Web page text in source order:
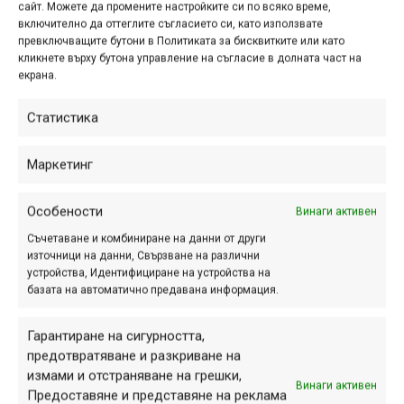
сайт. Можете да промените настройките си по всяко време,
включително да оттеглите съгласието си, като използвате
превключващите бутони в Политиката за бисквитките или като
кликнете върху бутона управление на съгласие в долната част на
екрана.
Статистика
Маркетинг
Особености Винаги активен
Съчетаване и комбиниране на данни от други
източници на данни, Свързване на различни
устройства, Идентифициране на устройства на
базата на автоматично предавана информация.
Гарантиране на сигурността,
предотвратяване и разкриване на
измами и отстраняване на грешки,
Предоставяне и представяне на реклама
Винаги активен
спираме
май 28, 2006 at 05:09. 1709
Освен желанието: Как да
караме маунтин байк
(основни положения)
апр. 27, 2006 at 16:00.
В настоящата статия ще разгледам